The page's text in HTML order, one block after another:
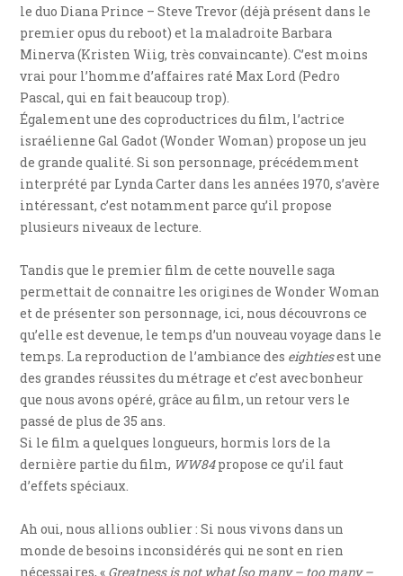
le duo Diana Prince – Steve Trevor (déjà présent dans le
premier opus du reboot) et la maladroite Barbara
Minerva (Kristen Wiig, très convaincante). C’est moins
vrai pour l’homme d’affaires raté Max Lord (Pedro
Pascal, qui en fait beaucoup trop).
Également une des coproductrices du film, l’actrice
israélienne Gal Gadot (Wonder Woman) propose un jeu
de grande qualité. Si son personnage, précédemment
interprété par Lynda Carter dans les années 1970, s’avère
intéressant, c’est notamment parce qu’il propose
plusieurs niveaux de lecture.
Tandis que le premier film de cette nouvelle saga
permettait de connaitre les origines de Wonder Woman
et de présenter son personnage, ici, nous découvrons ce
qu’elle est devenue, le temps d’un nouveau voyage dans le
temps. La reproduction de l’ambiance des eightiesest une
des grandes réussites du métrage et c’est avec bonheur
que nous avons opéré, grâce au film, un retour vers le
passé de plus de 35 ans.
Si le film a quelques longueurs, hormis lors de la
dernière partie du film, WW84propose ce qu’il faut
d’effets spéciaux.
Ah oui, nous allions oublier : Si nous vivons dans un
monde de besoins inconsidérés qui ne sont en rien
nécessaires, « Greatness is not what [so many – too many –